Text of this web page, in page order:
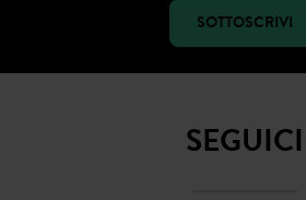
SOTTOSCRIVI
SEGUICI